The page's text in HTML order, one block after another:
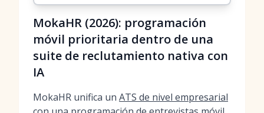
MokaHR (2026): programación
móvil prioritaria dentro de una
suite de reclutamiento nativa con
IA
MokaHR unifica un ATS de nivel empresarial